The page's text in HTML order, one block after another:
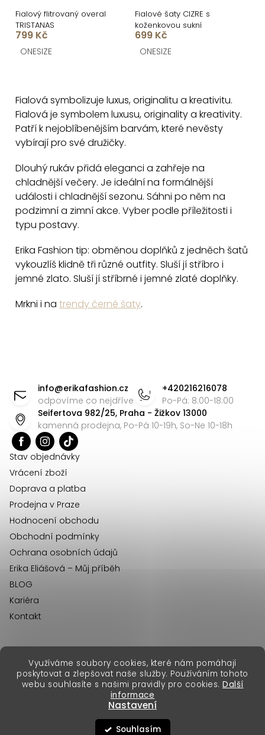
Využíváme soubory cookies, které nám pomáhají
poskytovat a zlepšovat naše služby. Používáním tohoto
webu souhlasíte s našimi pravidly pro cookies. Další
informace
Nastavení
Souhlasím
Fialový flitrovaný overal
TRISTANAS
799 Kč
ONESIZE
Fialové šaty CIZRE s
koženkovou sukní
699 Kč
ONESIZE
l
á
c
í
p
r
k
y
v
p
Fialová symbolizuje luxus, originalitu a kreativitu.
Fialová je symbolem luxusu, originality a kreativity.
Patří k nejoblíbenějším barvám, které nevěsty
vybírají pro své družičky.
Dlouhý rukáv přidá eleganci a zahřeje na
chladnější večery. Je ideální na formálnější
události i chladnější sezonu. Sáhni po něm na
podzimní a zimní akce. Vyber podle příležitosti i
typu postavy.
Erika Fashion tip: obměnou doplňků z jedněch šatů
vykouzlíš klidně tři různé outfity. Sluší jí stříbro i
jemné zlato. Sluší jí stříbrné i jemné zlaté doplňky.
Mrkni i na trendy černé šaty.
info@erikafashion.cz
odpovíme co nejdříve
+420216216078
Po-Pá: 8:00-18:00
Seifertova 982/25, Praha - Žižkov 13000
kamenná prodejna, Po-Pá 10-19h, So-Ne 10-18h
Stav objednávky
Vrácení zboží
Doprava a platba
Prodejna v Praze
Hodnocení obchodu
Obchodní podmínky
Ochrana osobních údajů
Erika Eliášová – Můj příběh
BLOG
Kariéra
Kontakt
Vytvořil Shoptet Premium
Copyright 2026Erika Fashion. Všechna práva vyhrazena.
erikafashion.sk